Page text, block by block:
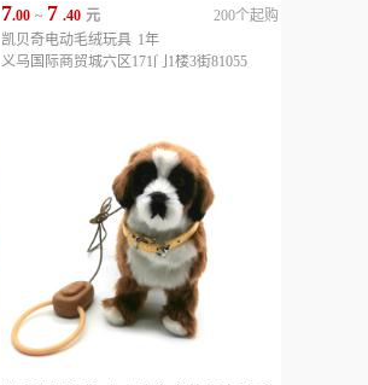
7.00 ~ 7 .40 元
200个起购
凯贝奇电动毛绒玩具 1年
义乌国际商贸城六区171门1楼3街81055